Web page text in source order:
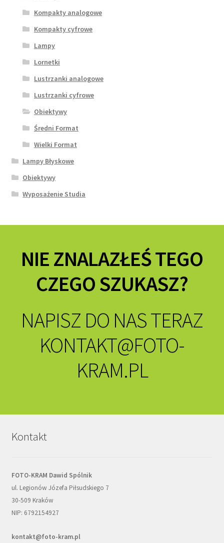
Kompakty analogowe
Kompakty cyfrowe
Lampy
Lornetki
Lustrzanki analogowe
Lustrzanki cyfrowe
Obiektywy
Średni Format
Wielki Format
Lampy Błyskowe
Obiektywy
Wyposażenie Studia
NIE ZNALAZŁEŚ TEGO
CZEGO SZUKASZ?
NAPISZ DO NAS TERAZ
KONTAKT@FOTO-
KRAM.PL
Kontakt
FOTO-KRAM Dawid Spólnik
ul. Legionów Józefa Piłsudskiego 7
30-509 Kraków
NIP: 6792154927
kontakt@foto-kram.pl